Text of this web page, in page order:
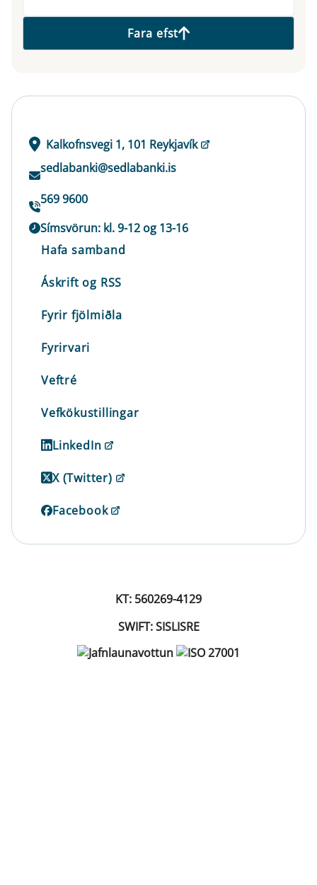
Fara efst
Kalkofnsvegi 1, 101 Reykjavík
sedlabanki@sedlabanki.is
569 9600
Símsvörun: kl. 9-12 og 13-16
Hafa samband
Áskrift og RSS
Fyrir fjölmiðla
Fyrirvari
Veftré
Vefkökustillingar
LinkedIn
X (Twitter)
Facebook
KT: 560269-4129
SWIFT: SISLISRE